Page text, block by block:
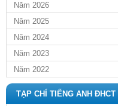
Năm 2026
Năm 2025
Năm 2024
Năm 2023
Năm 2022
TẠP CHÍ TIẾNG ANH ĐHCT